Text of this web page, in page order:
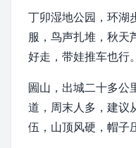
丁卯湿地公园，环湖
服，鸟声扎堆，秋天
好走，带娃推车也行。
圌山，出城二十多公
道，周末人多，建议
伍，山顶风硬，帽子